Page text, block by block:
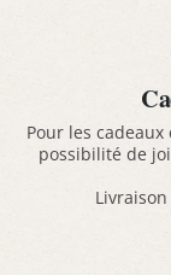
Pour les
possibilité de